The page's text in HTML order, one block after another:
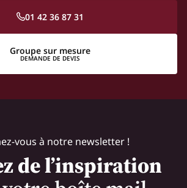
01 42 36 87 31
Groupe sur mesure
DEMANDE DE DEVIS
vous à notre newsletter !
de l’inspiration